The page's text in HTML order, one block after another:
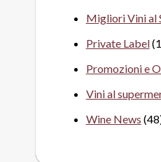
Migliori Vini al
Private Label
Promozioni e
Vini al
Wine News